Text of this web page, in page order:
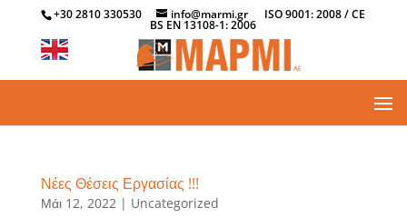
+30 2810 330530 info@marmi.gr ISO 9001: 2008 / CE
BS EN 13108-1: 2006
Νέες Θέσεις Εργασίας !!!
Μάι 12, 2022| Uncategorized